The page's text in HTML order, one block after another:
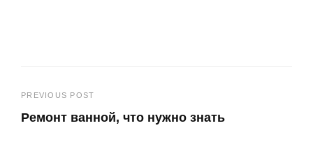
Навигация
по
PREVIOUS POST
Ремонт ванной, что нужно знать